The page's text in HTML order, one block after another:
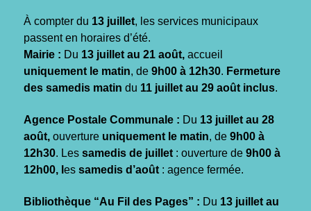
À compter du 13 juillet, les services municipaux
passent en horaires d’été.
Mairie : Du 13 juillet au 21 août, accueil
uniquement le matin, de 9h00 à 12h30. Fermeture
des samedis matin du 11 juillet au 29 août inclus.
Agence Postale Communale : Du 13 juillet au 28
août, ouverture uniquement le matin, de 9h00 à
12h30. Les samedis de juillet : ouverture de 9h00 à
12h00, l es samedis d’août : agence fermée.
Bibliothèque “Au Fil des Pages” : Du 13 juillet au